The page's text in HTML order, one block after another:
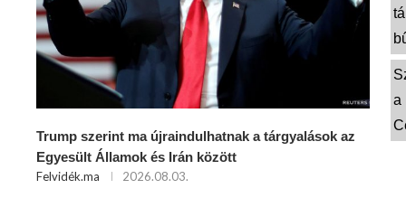
Trump szerint ma újraindulhatnak a tárgyalások az
Egyesült Államok és Irán között
Felvidék.ma 2026.08.03.
a